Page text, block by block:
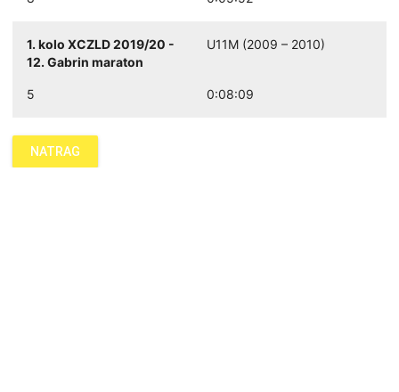
1. kolo XCZLD 2019/20 -
12. Gabrin maraton
U11M (2009 – 2010)
5 0:08:09
NATRAG